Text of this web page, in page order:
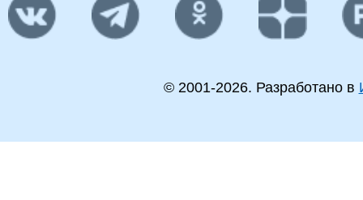
© 2001-2026. Разработано в